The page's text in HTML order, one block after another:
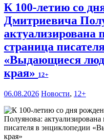
К 100-летию со
Дмитриевича
актуализирована
страница
«Выдающиеся
края» 12+
06.08.2026 Новости, 12+